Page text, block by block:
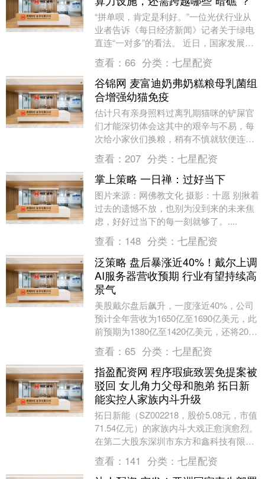
“拼单呗，肯定是利好。”一位光伏行业从
业者告诉《每日经济新闻》记者关于绿电
直连“一对多”的看法。 近日，国家发展改
革委、国家能源局发布《关于有序推动多
用户绿电直....
查看： 66 分类： 七星配资
谷锦网 麦富迪奶弗奶糕粮母乳菌组
合增强幼猫免疫
估计只有亲身照料过离乳期猫咪的铲屎官
们才能深切体会这其中的艰辛与不易，每
次给小家伙们换粮，稍有不慎就软便连
连；一旦不小心喂错了食物，立马呕吐不
止。看着它娇小且脆....
查看： 207 分类： 七星配资
掌上策略 一日禅：过好当下
图片来源：网佛教文化 摄影：十愿 别揪着
过去的遗憾不放，也别为没到来的未来焦
虑，好好过当下的每一刻就够了。....
查看： 148 分类： 七星配资
泛策略 盘后暴涨近40%！戴尔上调
AI服务器营收预期 行业有望持续高
景气
美股戴尔盘后飙升，一度涨近40%，公司
预计全年营收为1650亿至1690亿美元，此
前预期为1380亿至1420亿美元，还将2027
财年AI服务器营收预期从此前的....
查看： 65 分类： 七星配资
指盈配资网 程序瑕疵致罢免提案被
驳回 女儿角力父母和胞弟 拓日新
能实控人家族内斗升级
拓日新能（SZ002218，股价5.08元，市值
71.54亿元）的家族内斗大戏正愈演愈烈。
在第二大股东深圳市东方和鑫科技有限公
司（以下简称东方和鑫）提请罢免实际....
查看： 141 分类： 七星配资